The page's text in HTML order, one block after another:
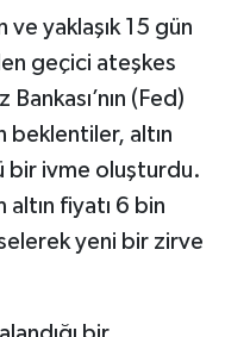
ve yaklaşık 15 gün
geçici ateşkes
(Fed)
beklentiler, altın
bir ivme oluşturdu.
fiyatı 6 bin
yeni bir zirve